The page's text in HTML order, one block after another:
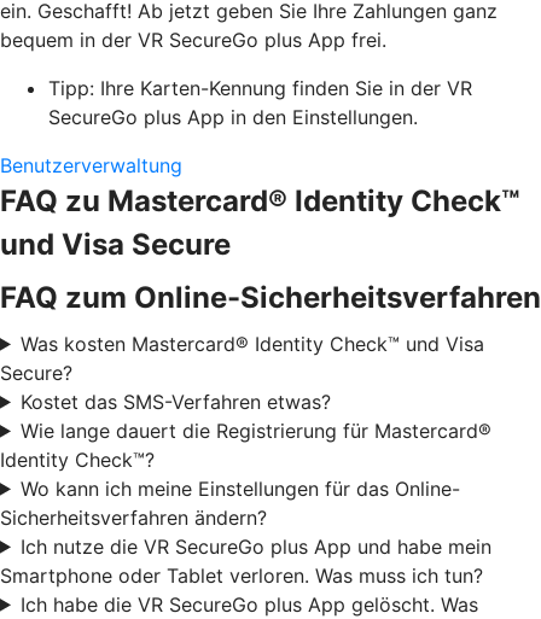
ein. Geschafft! Ab jetzt geben Sie Ihre Zahlungen ganz
bequem in der VR SecureGo plus App frei.
Tipp: Ihre Karten-Kennung finden Sie in der VR
SecureGo plus App in den Einstellungen.
Benutzerverwaltung
FAQ zu Mastercard® Identity Check™
und Visa Secure
FAQ zum Online-Sicherheitsverfahren
Was kosten Mastercard® Identity Check™ und Visa
Secure?
Kostet das SMS-Verfahren etwas?
Wie lange dauert die Registrierung für Mastercard®
Identity Check™?
Wo kann ich meine Einstellungen für das Online-
Sicherheitsverfahren ändern?
Ich nutze die VR SecureGo plus App und habe mein
Smartphone oder Tablet verloren. Was muss ich tun?
Ich habe die VR SecureGo plus App gelöscht. Was